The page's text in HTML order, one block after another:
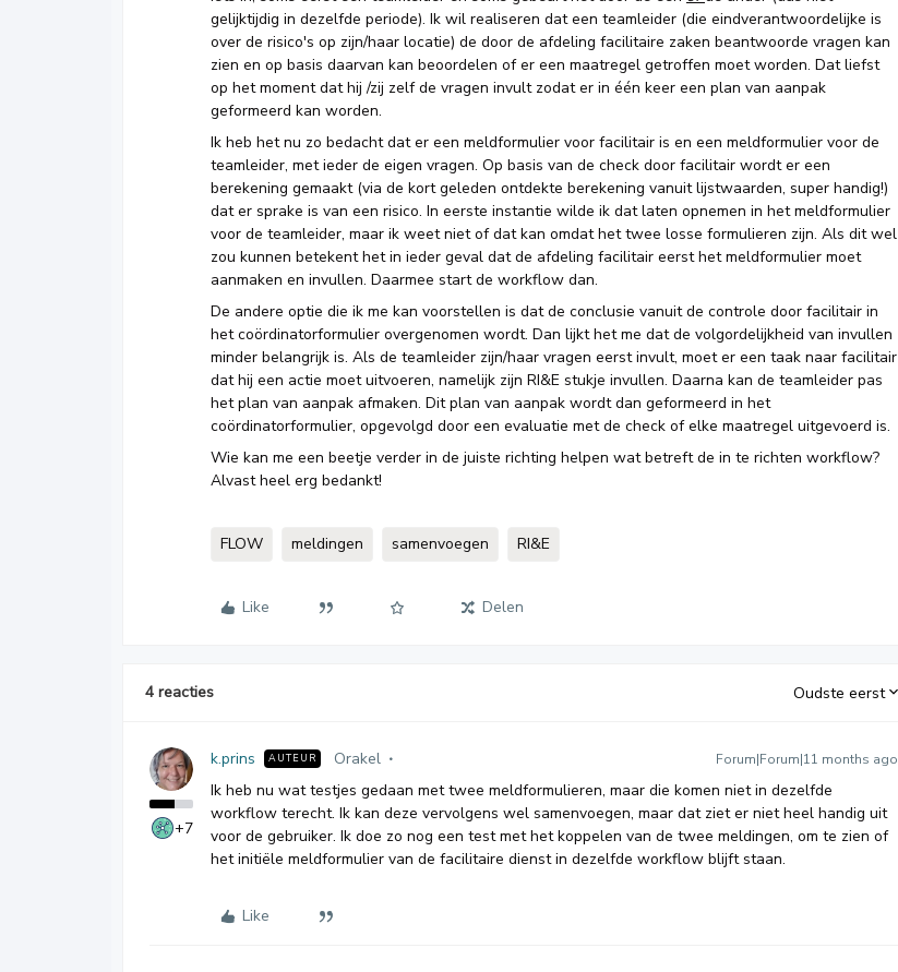
gelijktijdig in dezelfde periode). Ik wil realiseren dat een teamleider (die eindverantwoordelijke is
over de risico's op zijn/haar locatie) de door de afdeling facilitaire zaken beantwoorde vragen kan
zien en op basis daarvan kan beoordelen of er een maatregel getroffen moet worden. Dat liefst
op het moment dat hij /zij zelf de vragen invult zodat er in één keer een plan van aanpak
geformeerd kan worden.
Ik heb het nu zo bedacht dat er een meldformulier voor facilitair is en een meldformulier voor de
teamleider, met ieder de eigen vragen. Op basis van de check door facilitair wordt er een
berekening gemaakt (via de kort geleden ontdekte berekening vanuit lijstwaarden, super handig!)
dat er sprake is van een risico. In eerste instantie wilde ik dat laten opnemen in het meldformulier
voor de teamleider, maar ik weet niet of dat kan omdat het twee losse formulieren zijn. Als dit wel
zou kunnen betekent het in ieder geval dat de afdeling facilitair eerst het meldformulier moet
aanmaken en invullen. Daarmee start de workflow dan.
De andere optie die ik me kan voorstellen is dat de conclusie vanuit de controle door facilitair in
het coördinatorformulier overgenomen wordt. Dan lijkt het me dat de volgordelijkheid van invullen
minder belangrijk is. Als de teamleider zijn/haar vragen eerst invult, moet er een taak naar facilitair
dat hij een actie moet uitvoeren, namelijk zijn RI&E stukje invullen. Daarna kan de teamleider pas
het plan van aanpak afmaken. Dit plan van aanpak wordt dan geformeerd in het
coördinatorformulier, opgevolgd door een evaluatie met de check of elke maatregel uitgevoerd is.
Wie kan me een beetje verder in de juiste richting helpen wat betreft de in te richten workflow?
Alvast heel erg bedankt!
FLOW meldingen samenvoegen RI&E
Like Delen
4 reacties Oudste eerst
+7
k.prins AUTEUR Orakel Forum|Forum|11 months ago
Ik heb nu wat testjes gedaan met twee meldformulieren, maar die komen niet in dezelfde
workflow terecht. Ik kan deze vervolgens wel samenvoegen, maar dat ziet er niet heel handig uit
voor de gebruiker. Ik doe zo nog een test met het koppelen van de twee meldingen, om te zien of
het initiële meldformulier van de facilitaire dienst in dezelfde workflow blijft staan.
Like